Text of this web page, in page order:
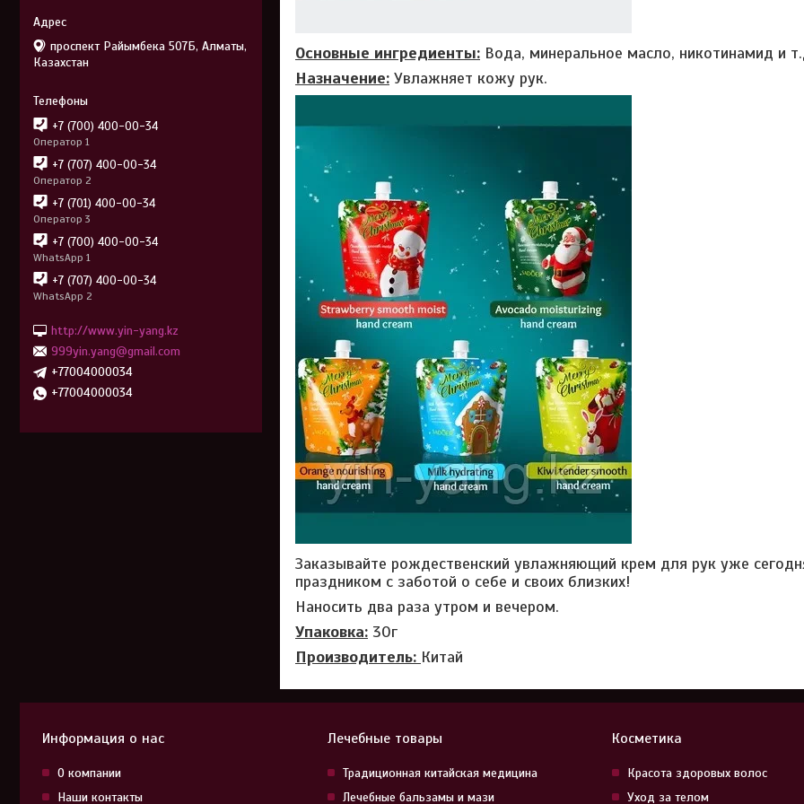
Основные ингредиенты: Вода, минеральное масло, никотинамид и
Назначение: Увлажняет кожу рук.
Заказывайте рождественский увлажняющий крем для рук уже
праздником с заботой о себе и своих близких!
Наносить два раза утром и вечером.
Упаковка: 30г
Производитель: Китай
проспект Райымбека 507Б, Алматы,
Казахстан
+7 (700) 400-00-34
Оператор 1
+7 (707) 400-00-34
Оператор 2
+7 (701) 400-00-34
Оператор 3
+7 (700) 400-00-34
WhatsApp 1
+7 (707) 400-00-34
WhatsApp 2
http://www.yin-yang.kz
999yin.yang@gmail.com
+77004000034
+77004000034
Информация о нас
О компании
Наши контакты
Лечебные товары
Традиционная китайская медицина
Лечебные бальзамы и мази
Косметика
Красота здоровых волос
Уход за телом